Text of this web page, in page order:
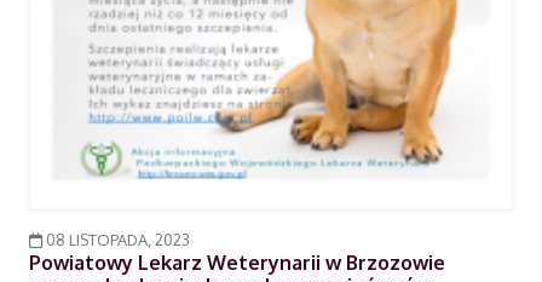
08 LISTOPADA, 2023
Powiatowy Lekarz Weterynarii w Brzozowie